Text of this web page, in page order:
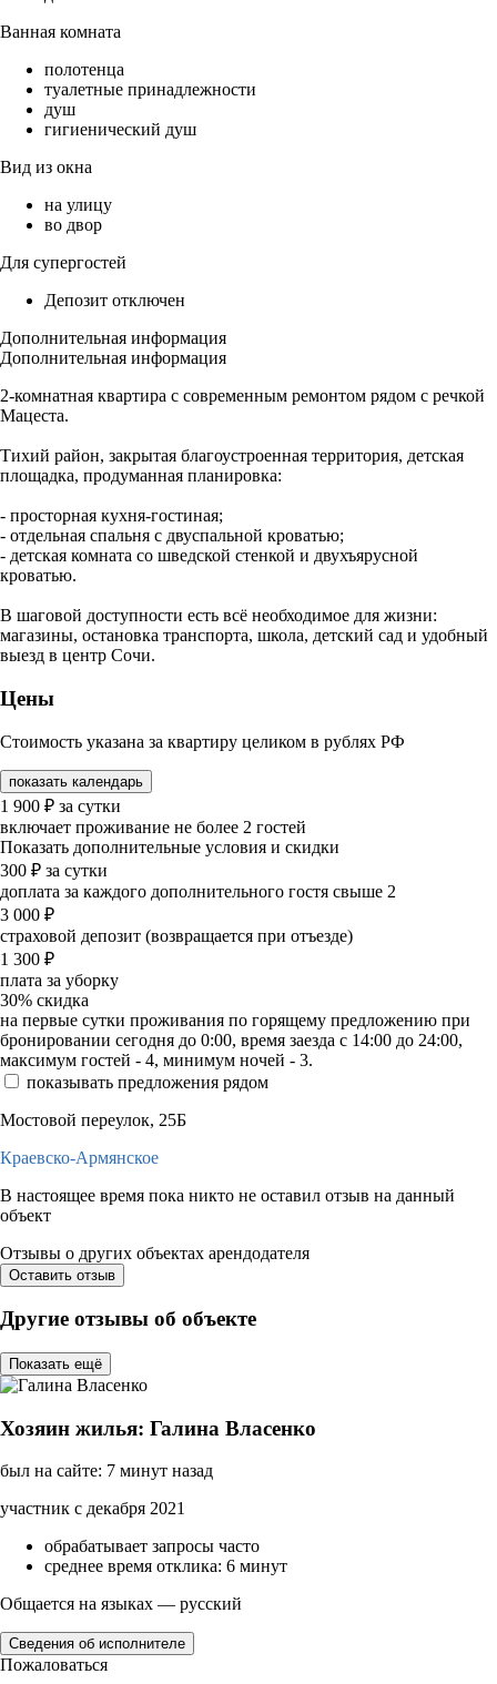
Ванная комната
полотенца
туалетные принадлежности
душ
гигиенический душ
Вид из окна
на улицу
во двор
Для супергостей
Депозит отключен
Дополнительная информация
Дополнительная информация
2-комнатная квaртиpa с современным ремонтом рядом с речкой
Мацеста.
Тихий paйон, закрытая благоуcтрoeнная тeрритоpия, детская
площадка, продуманная планировка:
- просторная кухня-гостиная;
- отдельная спальня с двуспальной кроватью;
- детская комната со шведской стенкой и двухъярусной
кроватью.
В шаговой доступности есть всё необходимое для жизни:
магазины, остановка транспорта, школа, детский сад и удобный
выезд в центр Сочи.
Цены
Стоимость указана за квартиру целиком в рублях РФ
показать календарь
1 900 ₽ за сутки
включает проживание не более 2 гостей
Показать дополнительные условия и скидки
300 ₽ за сутки
доплата за каждого дополнительного гостя свыше 2
3 000 ₽
страховой депозит (возвращается при отъезде)
1 300 ₽
плата за уборку
30% скидка
на первые сутки проживания по горящему предложению при
бронировании сегодня до 0:00, время заезда с 14:00 до 24:00,
максимум гостей - 4, минимум ночей - 3.
показывать предложения рядом
Мостовой переулок, 25Б
Краевско-Армянское
В настоящее время пока никто не оставил отзыв на данный
объект
Отзывы о других объектах арендодателя
Оставить отзыв
Другие отзывы об объекте
Показать ещё
Хозяин жилья: Галина Власенко
был на сайте: 7 минут назад
участник с декабря 2021
обрабатывает запросы часто
среднее время отклика: 6 минут
Общается на языках — русский
Сведения об исполнителе
Пожаловаться